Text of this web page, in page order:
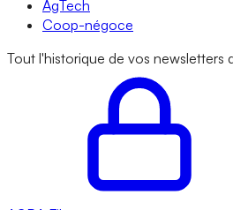
AgTech
Coop-négoce
Tout l'historique de vos newsletters